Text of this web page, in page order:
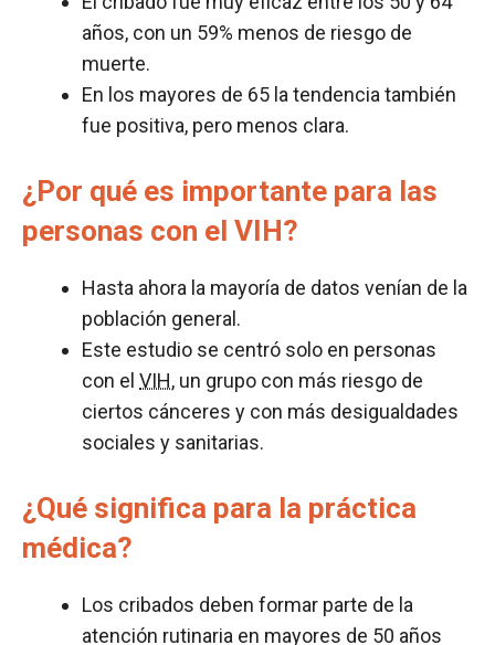
años, con un 59% menos de riesgo de
muerte.
En los mayores de 65 la tendencia también
fue positiva, pero menos clara.
¿Por qué es importante para las
personas con el VIH?
Hasta ahora la mayoría de datos venían de la
población general.
Este estudio se centró solo en personas
con el VIH, un grupo con más riesgo de
ciertos cánceres y con más desigualdades
sociales y sanitarias.
¿Qué significa para la práctica
médica?
Los cribados deben formar parte de la
atención rutinaria en mayores de 50 años